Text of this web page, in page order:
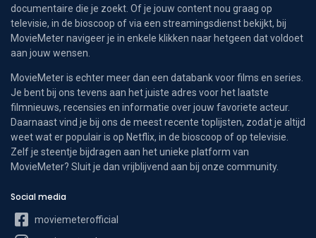
documentaire die je zoekt. Of je jouw content nou graag op
televisie, in de bioscoop of via een streamingsdienst bekijkt, bij
MovieMeter navigeer je in enkele klikken naar hetgeen dat voldoet
aan jouw wensen.
MovieMeter is echter meer dan een databank voor films en series.
Je bent bij ons tevens aan het juiste adres voor het laatste
filmnieuws, recensies en informatie over jouw favoriete acteur.
Daarnaast vind je bij ons de meest recente toplijsten, zodat je altijd
weet wat er populair is op Netflix, in de bioscoop of op televisie.
Zelf je steentje bijdragen aan het unieke platform van
MovieMeter? Sluit je dan vrijblijvend aan bij onze community.
Social media
moviemeterofficial